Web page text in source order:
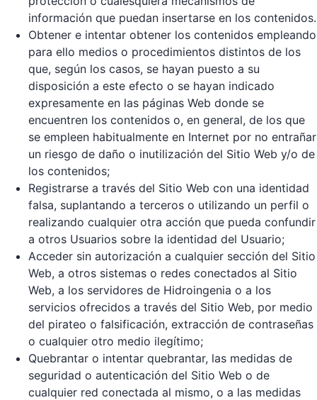
información que puedan insertarse en los contenidos.
Obtener e intentar obtener los contenidos empleando
para ello medios o procedimientos distintos de los
que, según los casos, se hayan puesto a su
disposición a este efecto o se hayan indicado
expresamente en las páginas Web donde se
encuentren los contenidos o, en general, de los que
se empleen habitualmente en Internet por no entrañar
un riesgo de daño o inutilización del Sitio Web y/o de
los contenidos;
Registrarse a través del Sitio Web con una identidad
falsa, suplantando a terceros o utilizando un perfil o
realizando cualquier otra acción que pueda confundir
a otros Usuarios sobre la identidad del Usuario;
Acceder sin autorización a cualquier sección del Sitio
Web, a otros sistemas o redes conectados al Sitio
Web, a los servidores de Hidroingenia o a los
servicios ofrecidos a través del Sitio Web, por medio
del pirateo o falsificación, extracción de contraseñas
o cualquier otro medio ilegítimo;
Quebrantar o intentar quebrantar, las medidas de
seguridad o autenticación del Sitio Web o de
cualquier red conectada al mismo, o a las medidas